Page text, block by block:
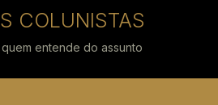
COLUNISTAS
entende do assunto